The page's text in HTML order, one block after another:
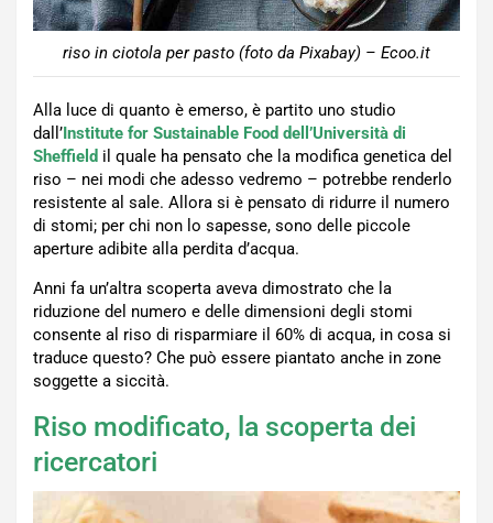
riso in ciotola per pasto (foto da Pixabay) – Ecoo.it
Alla luce di quanto è emerso, è partito uno studio
dall’ Institute for Sustainable Food dell’Università di
Sheffield il quale ha pensato che la modifica genetica del
riso – nei modi che adesso vedremo – potrebbe renderlo
resistente al sale. Allora si è pensato di ridurre il numero
di stomi; per chi non lo sapesse, sono delle piccole
aperture adibite alla perdita d’acqua.
Anni fa un’altra scoperta aveva dimostrato che la
riduzione del numero e delle dimensioni degli stomi
consente al riso di risparmiare il 60% di acqua, in cosa si
traduce questo? Che può essere piantato anche in zone
soggette a siccità.
Riso modificato, la scoperta dei
ricercatori